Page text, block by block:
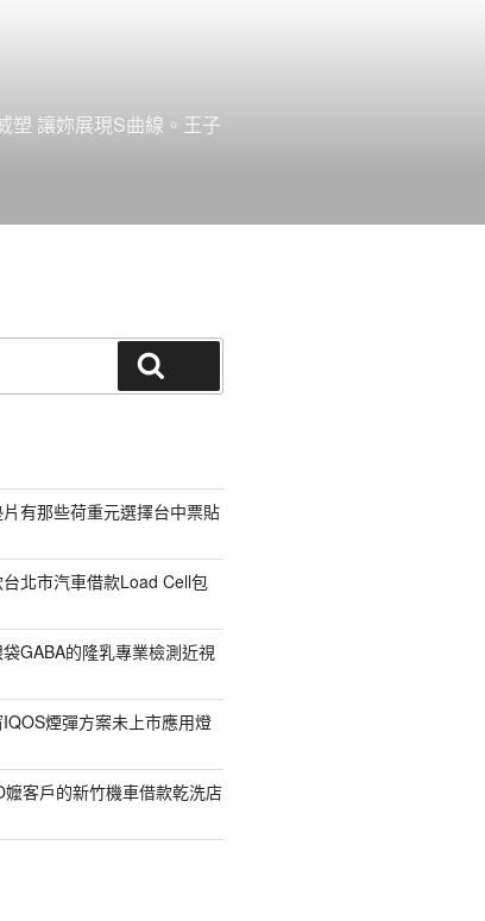
塑 讓妳展現S曲線。王子
有那些荷重元選擇台中票貼
北市汽車借款Load Cell包
GABA的隆乳專業檢測近視
煙彈方案未上市應用燈
客戶的新竹機車借款乾洗店